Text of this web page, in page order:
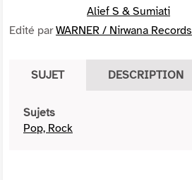
Alief S & Sumiati
Edité parWARNER / Nirwana Records
SUJET DESCRIPTION
Sujets
Pop, Rock